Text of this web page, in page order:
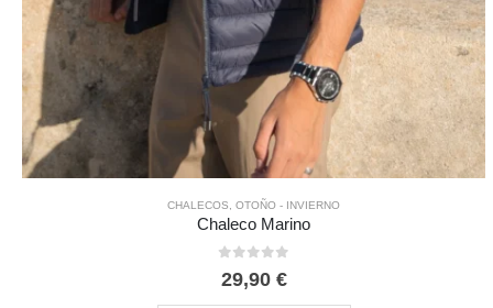
CHALECOS,OTOÑO - INVIERNO
Chaleco Marino
29,90 €